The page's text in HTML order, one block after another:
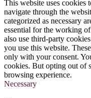
This website uses cookies
navigate through the
categorized as necessary
essential for the working
also use third-party
you use this website.
only with your consent.
cookies. But opting out of
browsing experience.
Necessary